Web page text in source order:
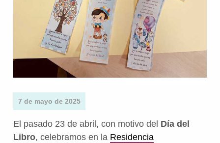
7 de mayo de 2025
El pasado 23 de abril, con motivo del Día del
Libro, celebramos en la Residencia